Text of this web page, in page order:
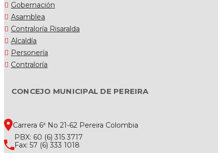
Gobernación
Asamblea
Contraloría Risaralda
Alcaldía
Personería
Contraloría
CONCEJO MUNICIPAL DE PEREIRA
Carrera 6ª No 21-62 Pereira Colombia
PBX: 60 (6) 315 3717
Fax: 57 (6) 333 1018